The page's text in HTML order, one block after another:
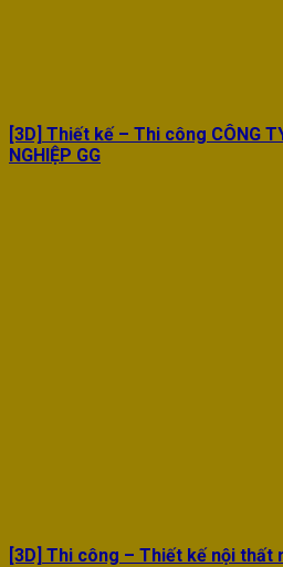
[3D] Thiết kế – Thi công CÔNG
NGHIỆP GG
[3D] Thi công – Thiết kế nội thất